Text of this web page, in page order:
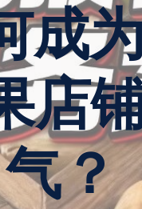
成
店
气？